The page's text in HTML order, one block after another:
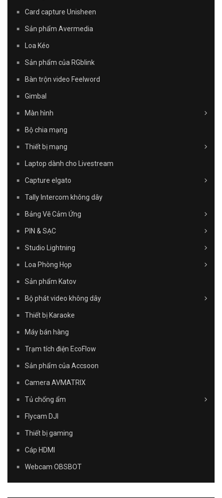
Card capture Unisheen
Sản phẩm Avermedia
Loa Kéo
Sản phẩm của RGblink
Bàn trộn video Feelword
Gimbal
Màn hình
Bộ chia mạng
Thiết bị mạng
Laptop dành cho Livestream
Capture elgato
Tally Intercom không dây
Bảng Vẽ Cảm Ứng
PIN & SẠC
Studio Lightning
Loa Phòng Họp
Sản phẩm Katov
Bộ phát video không dây
Thiết bị Karaoke
Máy bán hàng
Trạm tích điện EcoFlow
Sản phẩm của Accsoon
Camera AVMATRIX
Tủ chống ẩm
Flycam DJI
Thiết bị gaming
Cáp HDMI
Webcam OBSBOT